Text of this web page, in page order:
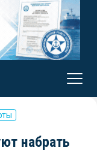
набрать